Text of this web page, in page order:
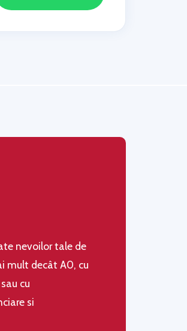
nevoilor tale de
mult decât A0, cu
cu
si